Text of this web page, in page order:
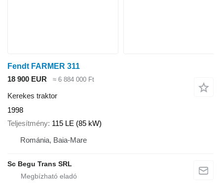
Fendt FARMER 311
18 900 EUR
≈ 6 884 000 Ft
Kerekes traktor
1998
Teljesítmény 115 LE (85 kW)
Románia, Baia-Mare
Sc Begu Trans SRL